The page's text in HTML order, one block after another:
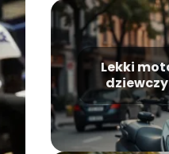
Lekki
model